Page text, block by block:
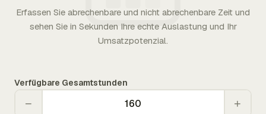
Erfassen Sie abrechenbare und nicht abrechenbare Zeit und
sehen Sie in Sekunden Ihre echte Auslastung und Ihr
Umsatzpotenzial.
Verfügbare Gesamtstunden
− +